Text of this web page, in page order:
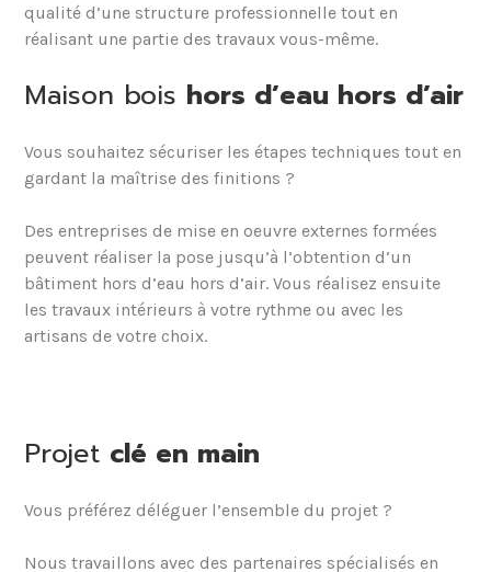
qualité d’une structure professionnelle tout en
réalisant une partie des travaux vous-même.
Maison bois hors d’eau hors d’air
Vous souhaitez sécuriser les étapes techniques tout en
gardant la maîtrise des finitions ?
Des entreprises de mise en oeuvre externes formées
peuvent réaliser la pose jusqu’à l’obtention d’un
bâtiment hors d’eau hors d’air. Vous réalisez ensuite
les travaux intérieurs à votre rythme ou avec les
artisans de votre choix.
Projet clé en main
Vous préférez déléguer l’ensemble du projet ?
Nous travaillons avec des partenaires spécialisés en